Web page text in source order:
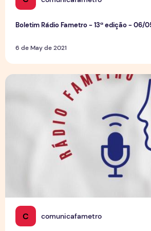
Boletim Rádio Fametro - 13ª edição - 06/
6 de May de 2021
C comunicafametro
Boletim Rádio Fametro - 12ª edição -